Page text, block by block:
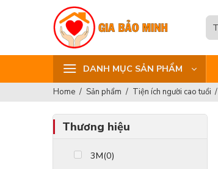
DANH MỤC SẢN PHẨM
Máy đo huyết áp
Máy đo đường huyết
Home / Sản phẩm / Tiện ích người cao tuổi /
Thương hiệu
3M(0)